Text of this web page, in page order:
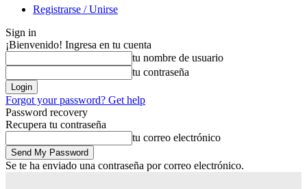
Registrarse / Unirse
Sign in
¡Bienvenido! Ingresa en tu cuenta
tu nombre de usuario
tu contraseña
Forgot your password? Get help
Password recovery
Recupera tu contraseña
tu correo electrónico
Se te ha enviado una contraseña por correo electrónico.